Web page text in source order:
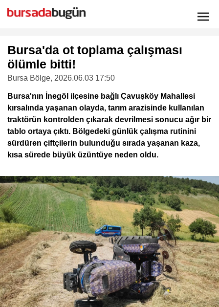
Bursa'da ot toplama çalışması
ölümle bitti!
Bursa Bölge, 2026.06.03 17:50
Bursa'nın İnegöl ilçesine bağlı Çavuşköy Mahallesi
kırsalında yaşanan olayda, tarım arazisinde kullanılan
traktörün kontrolden çıkarak devrilmesi sonucu ağır bir
tablo ortaya çıktı. Bölgedeki günlük çalışma rutinini
sürdüren çiftçilerin bulunduğu sırada yaşanan kaza,
kısa sürede büyük üzüntüye neden oldu.